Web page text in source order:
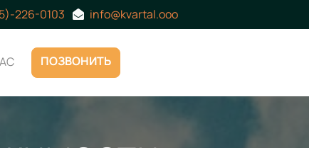
226-0103 info@kvartal.ooo
ПОЗВОНИТЬ